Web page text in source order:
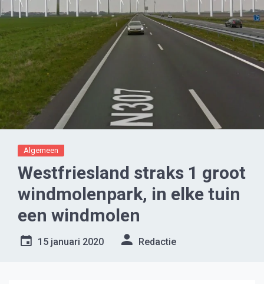
Algemeen
Westfriesland straks 1 groot
windmolenpark, in elke tuin
een windmolen
15 januari 2020 Redactie